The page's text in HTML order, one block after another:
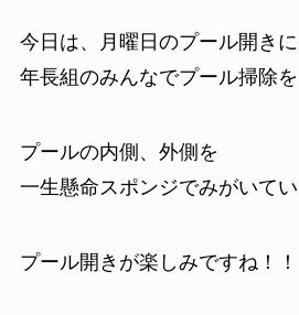
今日は、月曜日のプール開き
年長組のみんなでプール掃除を
プールの内側、外側を
一生懸命スポンジでみがいてい
プール開きが楽しみですね！！